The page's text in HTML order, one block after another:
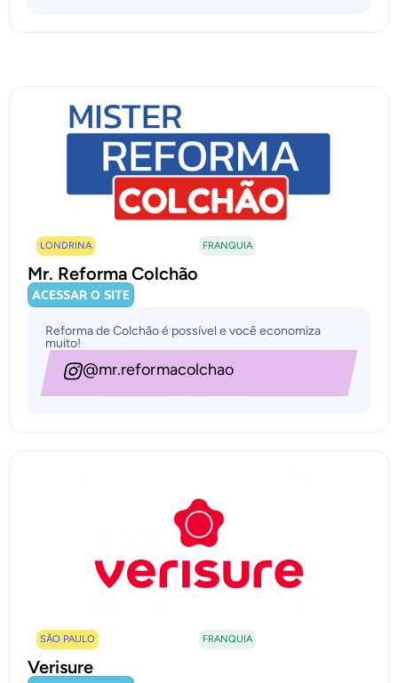
LONDRINA FRANQUIA
Mr. Reforma Colchão
ACESSAR O SITE
Reforma de Colchão é possível e você economiza
muito!
@mr.reformacolchao
SÃO PAULO FRANQUIA
Verisure